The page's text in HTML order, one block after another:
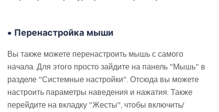
• Перенастройка мыши
Вы также можете перенастроить мышь с самого
начала. Для этого просто зайдите на панель "Мышь" в
разделе "Системные настройки". Отсюда вы можете
настроить параметры наведения и нажатия. Также
перейдите на вкладку "Жесты", чтобы включить/